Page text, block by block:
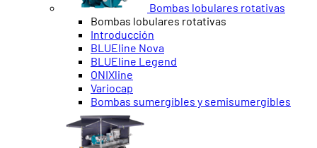
Bombas lobulares rotativas
Bombas lobulares rotativas
Introducción
BLUEline Nova
BLUEline Legend
ONIXline
Variocap
Bombas sumergibles y semisumergibles